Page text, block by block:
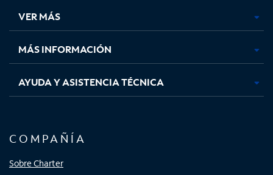
pestaña
nueva
pestaña
nueva
pestaña
nuevanueva
VER MÁS
MÁS INFORMACIÓN
AYUDA Y ASISTENCIA TÉCNICA
COMPAÑÍA
Sobre Charter